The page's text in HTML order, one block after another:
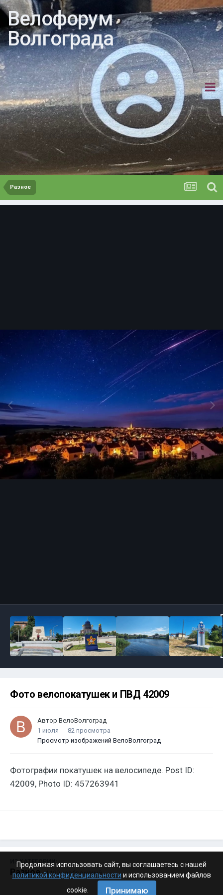
Велофорум
Волгограда
Разное
Фото велопокатушек и ПВД 42009
Автор ВелоВолгоград
1 июля
82 просмотра
Просмотр изображений ВелоВолгоград
Фотографии покатушек на велосипеде. Post ID:
42009, Photo ID: 457263941
ИЗ КАТЕГОРИИ:
Разное · 4 199 изображений
Продолжая использовать сайт, вы соглашаетесь с нашей
политикой конфиденциальности и использованием файлов
cookie.
Принимаю